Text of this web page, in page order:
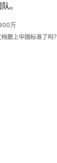
。
万
跟上中国标准了吗？